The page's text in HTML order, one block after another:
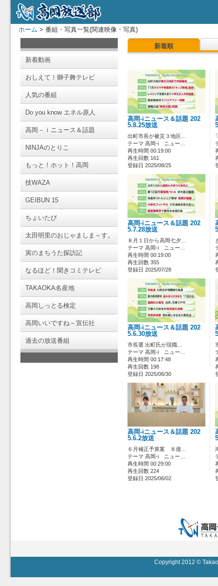
ホーム > 番組・写真一覧(関連映像・写真)
新着動画
おしえて！獅子舞テレビ
人気の番組
Do you know エネル原人
高岡－ｉニュース＆話題
NINJAのとりこ
もっと！ホット！高岡
技WAZA
GEIBUN 15
ちょいたび
太田明里のおじゃましま～す。
寅のまちうた探訪記
なるほど！聞きコミテレビ
TAKAOKA名産地
高岡しっとる検定
高岡いいですね～宣伝社
過去の放送番組
新着順
高岡-iニュース＆話題 202
5.8.25放送
出町市長が被災３地区…
テーマ 高岡-i ニュー…
再生時間 00:19:00
再生回数 161
登録日 2025/08/25
高岡-iニュース＆話題 202
5.7.28放送
８月１日から高岡七夕…
テーマ 高岡-i ニュー…
再生時間 00:19:00
再生回数 355
登録日 2025/07/28
高岡-iニュース＆話題 202
5.6.30放送
市長選 出町氏が現職…
テーマ 高岡-i ニュー…
再生時間 00:17:48
再生回数 198
登録日 2025/06/30
高岡-iニュース＆話題 202
5.6.2放送
６月補正予算案 ８億…
テーマ 高岡-i ニュー…
再生時間 00:29:00
再生回数 224
登録日 2025/06/02
Copyright 2012 ©